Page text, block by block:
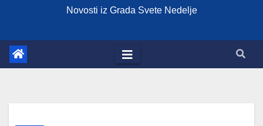
Novosti iz Grada Svete Nedelje